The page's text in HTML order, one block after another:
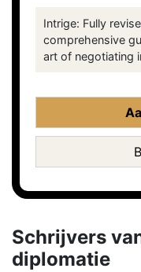
Intrige: Fully
comprehensive
art of negotiating
Schrijvers
diplomatie